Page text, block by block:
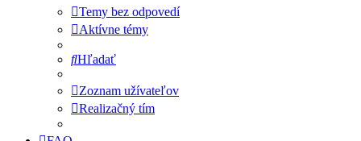
Temy bez odpovedí
Aktívne témy
Hľadať
Zoznam užívateľov
Realizačný tím